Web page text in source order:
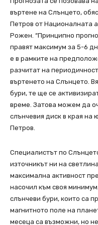
въртене на Слънцето,
Петров от Националната
Рожен. “Принципно
правят максимум за 5-6
е в рамките на
разчитат на
въртенето на Слънцето.
бури, те ще се
време. Затова можем да
слънчевия диск в края на
Петров.
Специалистът по
източникът ни на
максимална активност
насочил към своя
слънчеви бури, които са
магнитното поле на
месеца са възможни, но